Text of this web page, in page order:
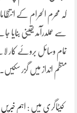
کہ محرم الحرام کے
سے عملدرآمد یقینی
تمام وسائل بروئے کار
منظم انداز میں گزر سکیں۔
کیٹاگری میں : اہم خبریں